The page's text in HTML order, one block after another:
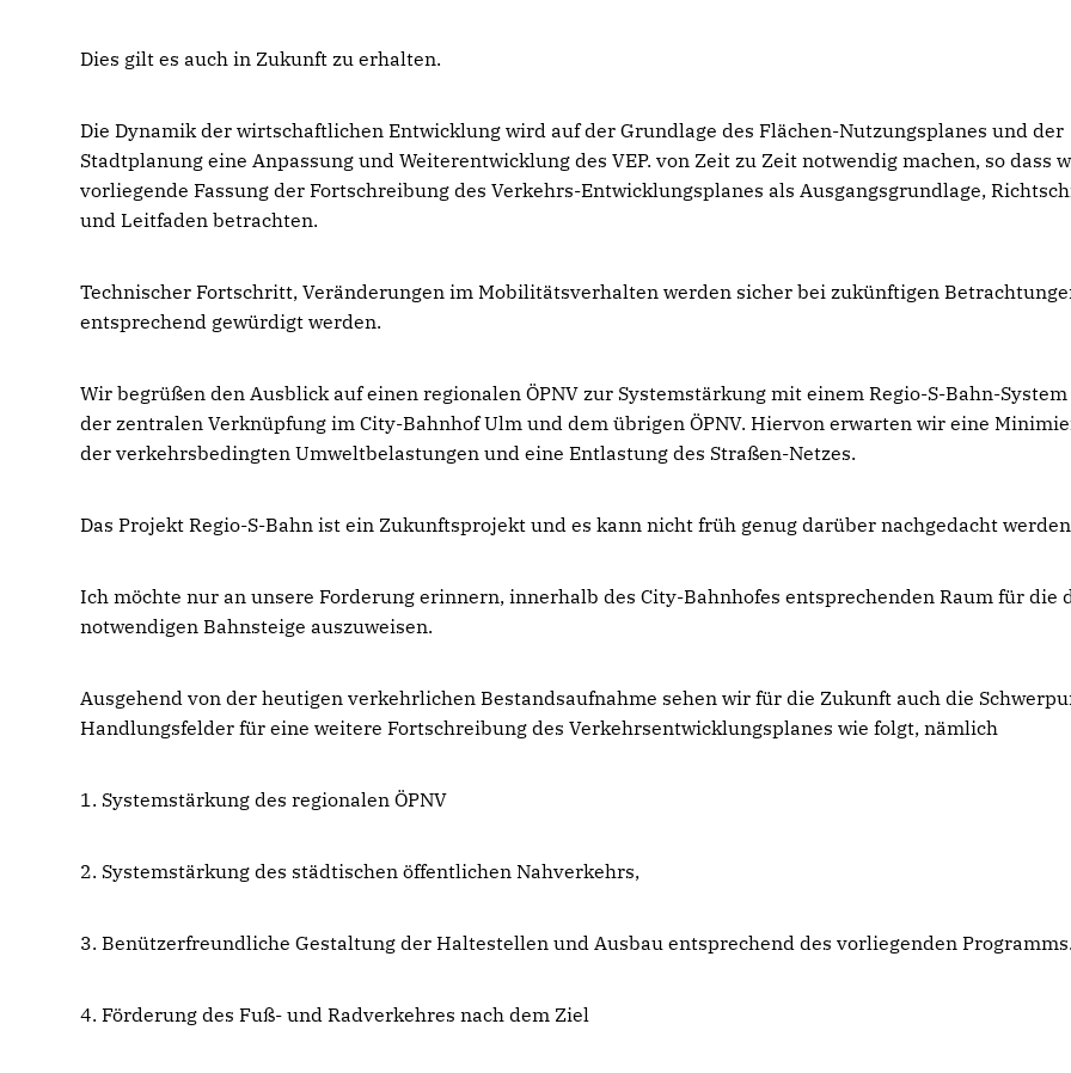
Dies gilt es auch in Zukunft zu erhalten.
Die Dynamik der wirtschaftlichen Entwicklung wird auf der Grundlage des Flächen-Nutzungsplanes und der
Stadtplanung eine Anpassung und Weiterentwicklung des VEP. von Zeit zu Zeit notwendig machen, so dass
vorliegende Fassung der Fortschreibung des Verkehrs-Entwicklungsplanes als Ausgangsgrundlage,
und Leitfaden betrachten.
Technischer Fortschritt, Veränderungen im Mobilitätsverhalten werden sicher bei zukünftigen
entsprechend gewürdigt werden.
Wir begrüßen den Ausblick auf einen regionalen ÖPNV zur Systemstärkung mit einem Regio-S-Bahn-
der zentralen Verknüpfung im City-Bahnhof Ulm und dem übrigen ÖPNV. Hiervon erwarten wir eine
der verkehrsbedingten Umweltbelastungen und eine Entlastung des Straßen-Netzes.
Das Projekt Regio-S-Bahn ist ein Zukunftsprojekt und es kann nicht früh genug darüber nachgedacht
Ich möchte nur an unsere Forderung erinnern, innerhalb des City-Bahnhofes entsprechenden Raum für die
notwendigen Bahnsteige auszuweisen.
Ausgehend von der heutigen verkehrlichen Bestandsaufnahme sehen wir für die Zukunft auch die
Handlungsfelder für eine weitere Fortschreibung des Verkehrsentwicklungsplanes wie folgt, nämlich
1. Systemstärkung des regionalen ÖPNV
2. Systemstärkung des städtischen öffentlichen Nahverkehrs,
3. Benützerfreundliche Gestaltung der Haltestellen und Ausbau entsprechend des vorliegenden Programms.
4. Förderung des Fuß- und Radverkehres nach dem Ziel